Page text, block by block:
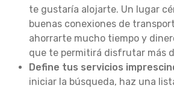
te gustaría alojarte. Un lugar
buenas conexiones de
ahorrarte mucho tiempo y
que te permitirá disfrutar más
Define tus servicios
iniciar la búsqueda, haz una